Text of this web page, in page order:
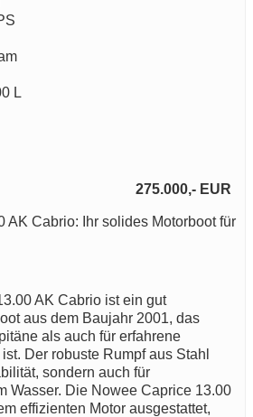
L
275.000,- EUR
AK Cabrio: Ihr solides Motorboot für
AK Cabrio ist ein gut
aus dem Baujahr 2001, das
als auch für erfahrene
Der robuste Rumpf aus Stahl
sondern auch für
Wasser. Die Nowee Caprice 13.00
effizienten Motor ausgestattet,